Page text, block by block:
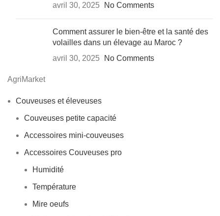
avril 30, 2025
No Comments
Comment assurer le bien-être et la santé des
volailles dans un élevage au Maroc ?
avril 30, 2025
No Comments
AgriMarket
Couveuses et éleveuses
Couveuses petite capacité
Accessoires mini-couveuses
Accessoires Couveuses pro
Humidité
Température
Mire oeufs